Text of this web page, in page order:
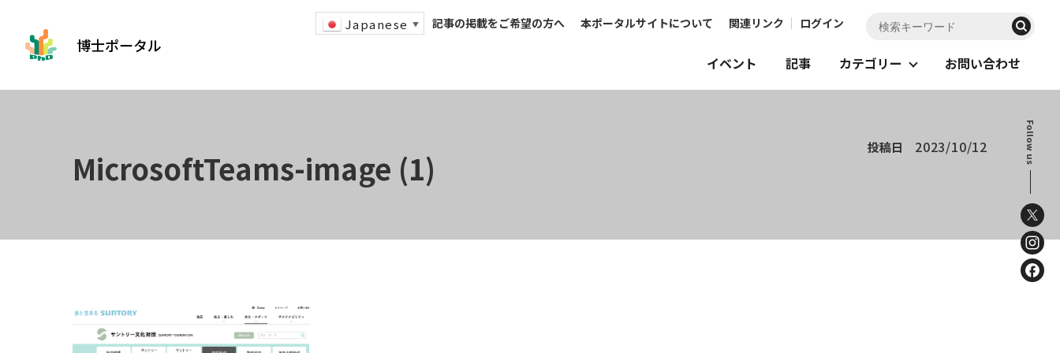
博士ポータル
Japanese ▼ 記事の掲載をご希望の方へ 本ポータルサイトについて 関連リンク ログイン
イベント 記事 カテゴリー お問い合わせ
投稿日 2023/10/12
MicrosoftTeams-image (1)
Follow us